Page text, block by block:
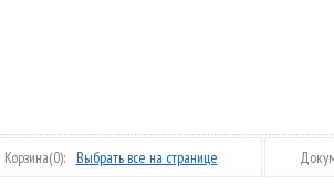
Корзина(0): Выбрать все на странице